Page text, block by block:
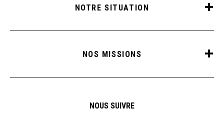
NOTRE SITUATION
NOS MISSIONS
NOUS SUIVRE